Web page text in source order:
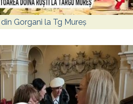
Gorgani la Tg Mureș